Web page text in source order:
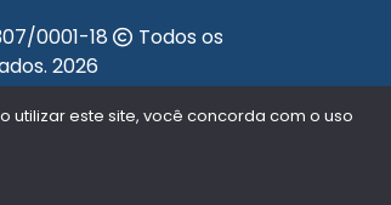
0001-18
Todos os
2026
Por:
este site, você concorda com o uso